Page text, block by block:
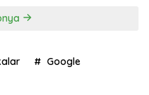
Google